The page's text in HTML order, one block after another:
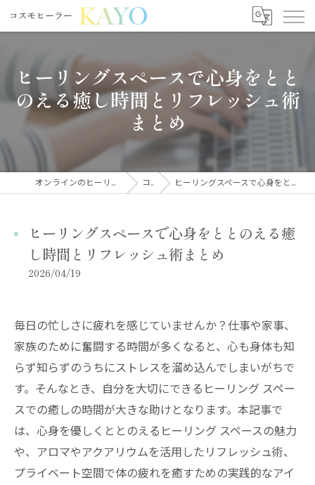
ヒーリングスペースで心身をとと
のえる癒し時間とリフレッシュ術
まとめ
オンラインのヒーリングならコスモヒーラーKAYO コラム ヒーリングスペースで心身をととのえる癒し時間とリフレッシュ術まとめ
ヒーリングスペースで心身をととのえる癒
し時間とリフレッシュ術まとめ
2026/04/19
毎日の忙しさに疲れを感じていませんか？仕事や家事、
家族のために奮闘する時間が多くなると、心も身体も知
らず知らずのうちにストレスを溜め込んでしまいがちで
す。そんなとき、自分を大切にできるヒーリング スペー
スでの癒しの時間が大きな助けとなります。本記事で
は、心身を優しくととのえるヒーリング スペースの魅力
や、アロマやアクアリウムを活用したリフレッシュ術、
プライベート空間で体の疲れを癒すための実践的なアイ